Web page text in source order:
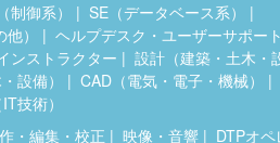
制御系）
SE（データベース系）
）
ヘルプデスク・ユーザーサポート
ンストラクター
設計（建築・土木・
設備）
CAD（電気・電子・機械）
技術）
・編集・校正 映像・音響
DTPオ